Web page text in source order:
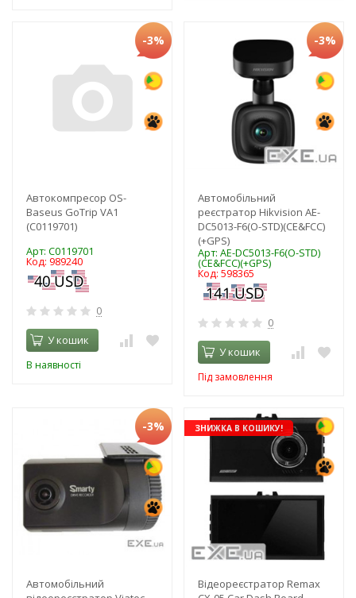
-3%
Автокомпресор OS-
Baseus GoTrip VA1
(C0119701)
Арт: C0119701
Код: 989240
0
У кошик
В наявності
-3%
Автомобільний
реєстратор Hikvision AE-
DC5013-F6(O-STD)(CE&FCC)
(+GPS)
Арт: AE-DC5013-F6(O-STD)
(CE&FCC)(+GPS)
Код: 598365
0
У кошик
Під замовлення
-3%
Автомобільний
ЗНИЖКА В КОШИКУ!
Відеореєстратор Remax